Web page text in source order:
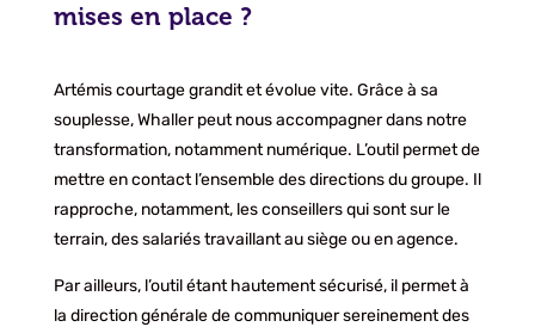
mises en place ?
Artémis courtage grandit et évolue vite. Grâce à sa
souplesse, Whaller peut nous accompagner dans notre
transformation, notamment numérique. L’outil permet de
mettre en contact l’ensemble des directions du groupe. Il
rapproche, notamment, les conseillers qui sont sur le
terrain, des salariés travaillant au siège ou en agence.
Par ailleurs, l’outil étant hautement sécurisé, il permet à
la direction générale de communiquer sereinement des